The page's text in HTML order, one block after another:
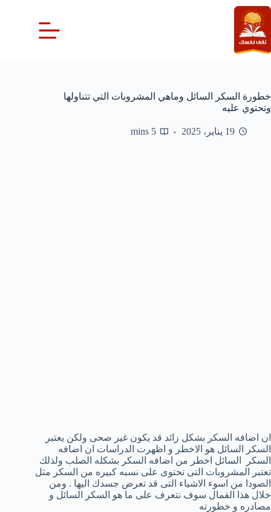
التجاوز
إلى
المحتوى
خطورة السكر السائل وماهي المشروبات التي تتناولها
وتحتوي عليه
19 يناير، 2025 5 mins
ان اضافه السكر بشكل زائد قد يكون غير صحى ولكن يعتبر
السكر السائل هو الاخطر و اظهرت الدراسات ان اضافه
السكر السائل اخطر من اضافه السكر بشكله الصلب ولذلك
تعتبر المشروبات التى تحتوى على نسبه كبيره من السكر مثل
الصودا من اسوء الاشياء التى قد تعرض جسدك اليها . ومن
خلال هذا القمال سوف نتعرف على ما هو السكر السائل و
مصادره و خطورته